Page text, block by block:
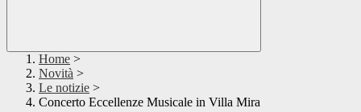
Home >
Novità >
Le notizie >
Concerto Eccellenze Musicale in Villa Mira